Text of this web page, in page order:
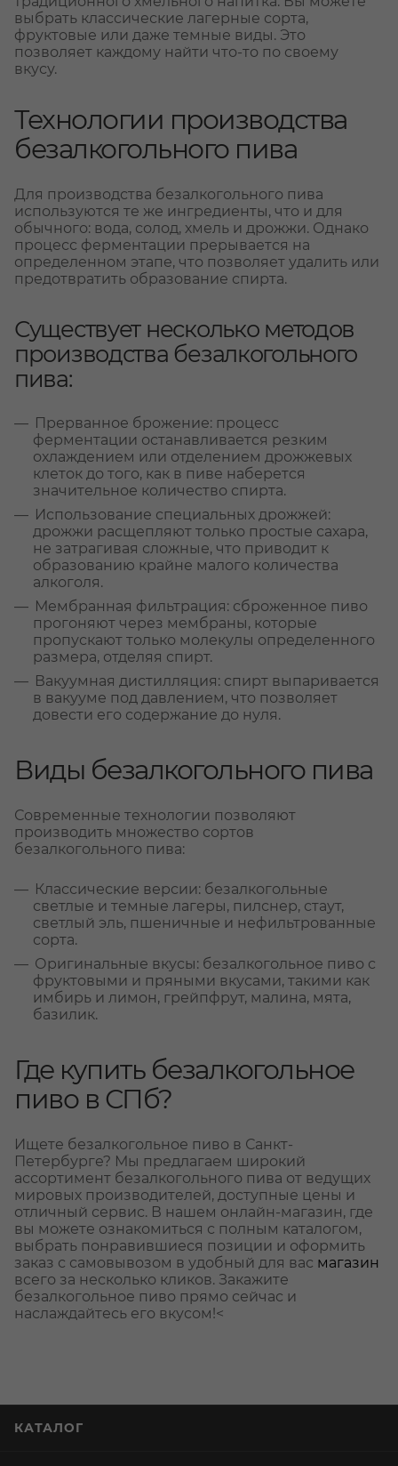
выбрать классические лагерные сорта,
фруктовые или даже темные виды. Это
позволяет каждому найти что-то по своему
вкусу.
Технологии производства
безалкогольного пива
Для производства безалкогольного пива
используются те же ингредиенты, что и для
обычного: вода, солод, хмель и дрожжи. Однако
процесс ферментации прерывается на
определенном этапе, что позволяет удалить или
предотвратить образование спирта.
Существует несколько методов
производства безалкогольного
пива:
Прерванное брожение: процесс
ферментации останавливается резким
охлаждением или отделением дрожжевых
клеток до того, как в пиве наберется
значительное количество спирта.
Использование специальных дрожжей:
дрожжи расщепляют только простые сахара,
не затрагивая сложные, что приводит к
образованию крайне малого количества
алкоголя.
Мембранная фильтрация: сброженное пиво
прогоняют через мембраны, которые
пропускают только молекулы определенного
размера, отделяя спирт.
Вакуумная дистилляция: спирт выпаривается
в вакууме под давлением, что позволяет
довести его содержание до нуля.
Виды безалкогольного пива
Современные технологии позволяют
производить множество сортов
безалкогольного пива:
Классические версии: безалкогольные
светлые и темные лагеры, пилснер, стаут,
светлый эль, пшеничные и нефильтрованные
сорта.
Оригинальные вкусы: безалкогольное пиво с
фруктовыми и пряными вкусами, такими как
имбирь и лимон, грейпфрут, малина, мята,
базилик.
Где купить безалкогольное
пиво в СПб?
Ищете безалкогольное пиво в Санкт-
Петербурге? Мы предлагаем широкий
ассортимент безалкогольного пива от ведущих
мировых производителей, доступные цены и
отличный сервис. В нашем онлайн-магазин, где
вы можете ознакомиться с полным каталогом,
выбрать понравившиеся позиции и оформить
заказ с самовывозом в удобный для вас магазин
всего за несколько кликов. Закажите
безалкогольное пиво прямо сейчас и
наслаждайтесь его вкусом!<
КАТАЛОГ